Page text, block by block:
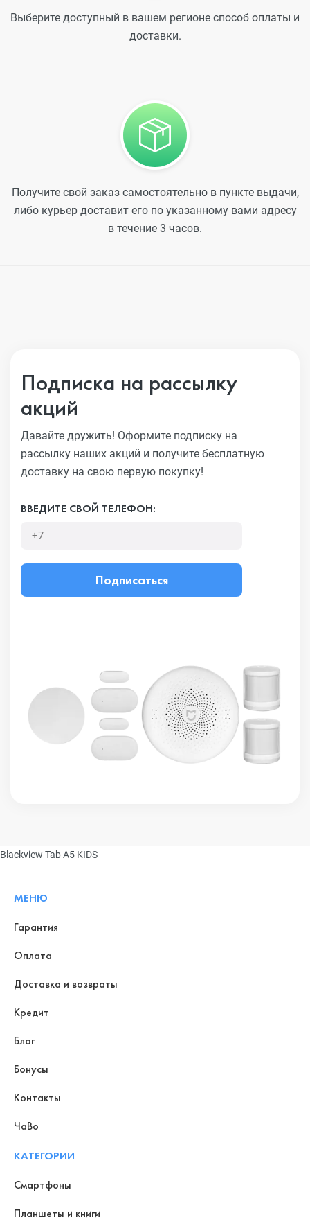
Выберите доступный в вашем регионе способ оплаты и
доставки.
Получите свой заказ самостоятельно в пункте выдачи,
либо курьер доставит его по указанному вами адресу
в течение 3 часов.
Подписка на рассылку
акций
Давайте дружить! Оформите подписку на
рассылку наших акций и получите бесплатную
доставку на свою первую покупку!
ВВЕДИТЕ СВОЙ ТЕЛЕФОН:
Подписаться
Blackview Tab A5 KIDS
МЕНЮ
Гарантия
Оплата
Доставка и возвраты
Кредит
Блог
Бонусы
Контакты
ЧаВо
КАТЕГОРИИ
Смартфоны
Планшеты и книги